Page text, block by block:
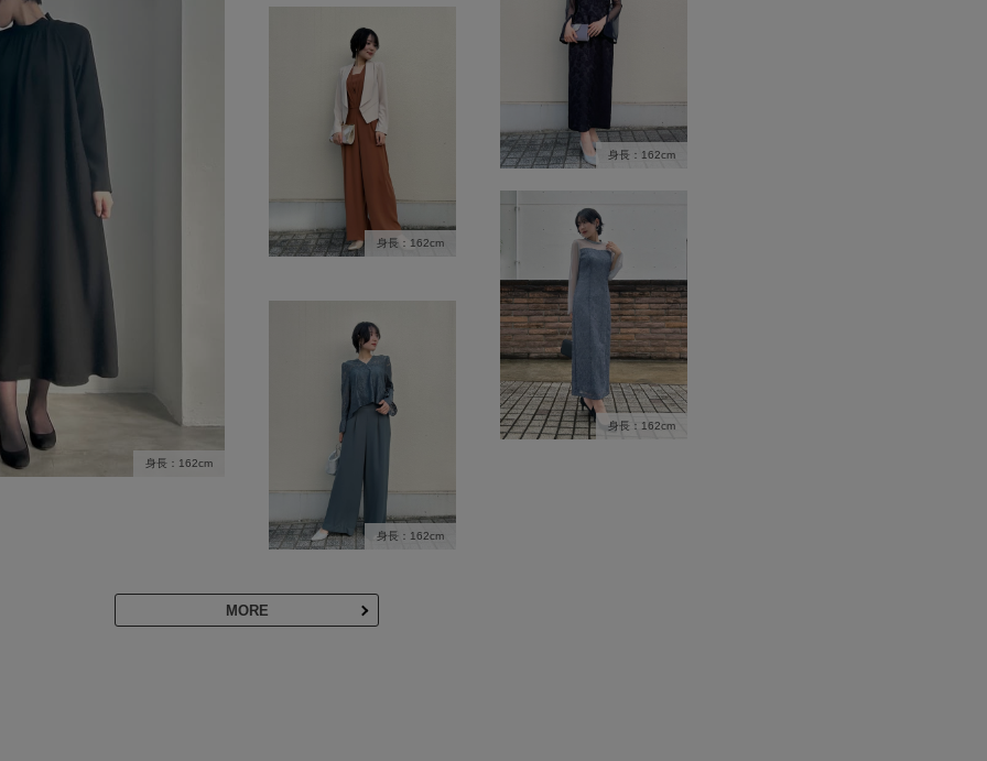
身長：162cm
身長：162cm
身長：162cm
身長：162cm
身長：162cm
MORE